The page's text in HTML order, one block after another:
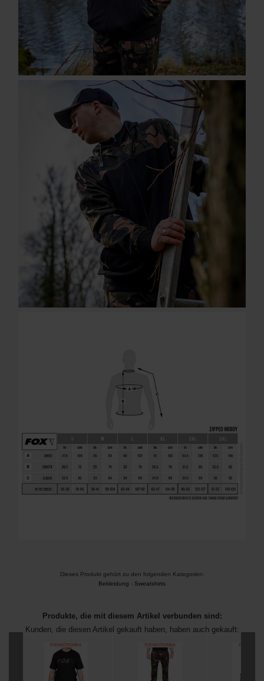
Dieses Produkt gehört zu den folgenden Kategorien:
Bekleidung - Sweatshirts
Produkte, die mit diesem Artikel verbunden sind:
Kunden, die diesen Artikel gekauft haben, haben auch gekauft: